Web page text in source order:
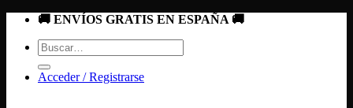
Saltar
contenido
🚚 ENVÍOS GRATIS EN ESPAÑA 🚚
Buscar
por:
Acceder / Registrarse